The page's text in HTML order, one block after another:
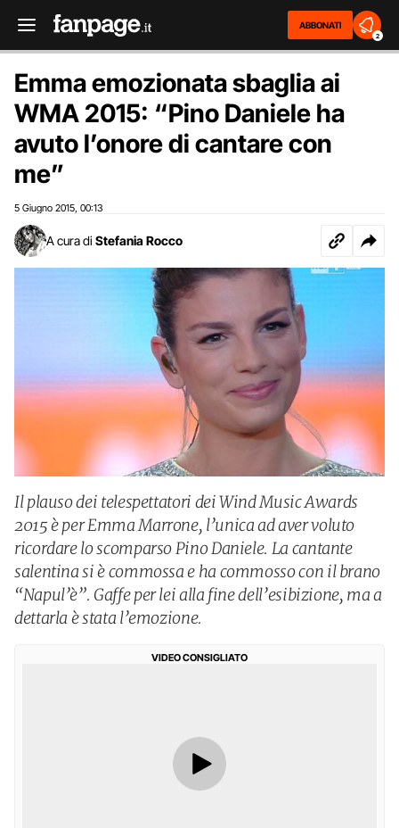
ABBONATI
2
Emma emozionata sbaglia ai
WMA 2015: “Pino Daniele ha
avuto l’onore di cantare con
me”
5 Giugno 2015 00:13
A cura di Stefania Rocco
Il plauso dei telespettatori dei Wind Music Awards
2015 è per Emma Marrone, l’unica ad aver voluto
ricordare lo scomparso Pino Daniele. La cantante
salentina si è commossa e ha commosso con il brano
“Napul’è”. Gaffe per lei alla fine dell’esibizione, ma a
dettarla è stata l’emozione.
VIDEO CONSIGLIATO